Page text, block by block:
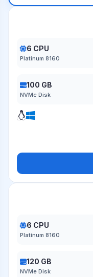
6 CPU
Platinum 8160
100 GB
NVMe Disk
6 CPU
Platinum 8160
120 GB
NVMe Disk